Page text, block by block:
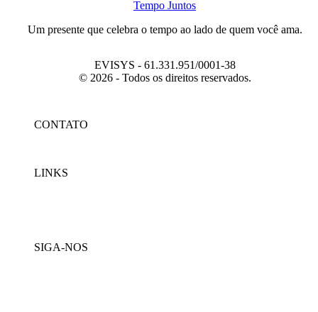
Tempo Juntos
Um presente que celebra o tempo ao lado de quem você ama.
EVISYS - 61.331.951/0001-38
© 2026 - Todos os direitos reservados.
CONTATO
LINKS
SIGA-NOS